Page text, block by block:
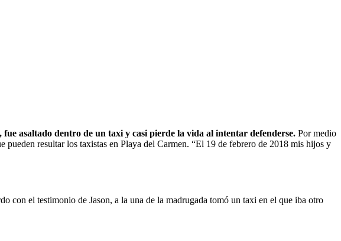
asaltado dentro de un taxi y casi pierde la vida al intentar defenderse. Por medio
resultar los taxistas en Playa del Carmen. “El 19 de febrero de 2018 mis hijos y
con el testimonio de Jason, a la una de la madrugada tomó un taxi en el que iba otro